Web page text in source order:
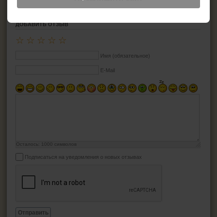
ДОБАВИТЬ ОТЗЫВ
☆
☆
☆
☆
☆
Имя (обязательное)
E-Mail
Осталось: 1000 символов
Подписаться на уведомления о новых отзывах
Отправить